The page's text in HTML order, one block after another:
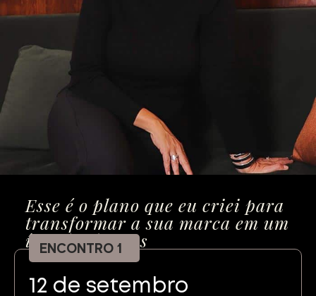
Esse é o plano que eu criei para
transformar a sua marca em um
ímã de clientes
ENCONTRO 1
12 de setembro